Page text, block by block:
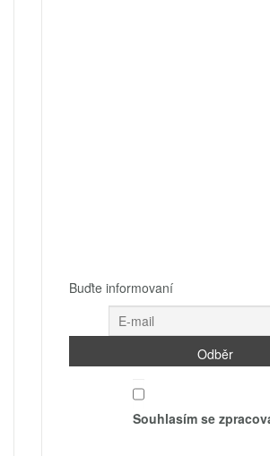
Buďte informovaní
Souhlasím se